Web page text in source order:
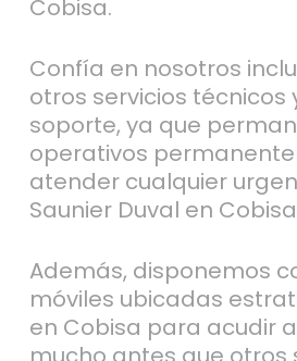
Cobisa.
Confía en nosotros
otros servicios técnicos
soporte, ya que
operativos
atender cualquier
Saunier Duval en
Además, disponemos
móviles ubicadas
en Cobisa para acudir